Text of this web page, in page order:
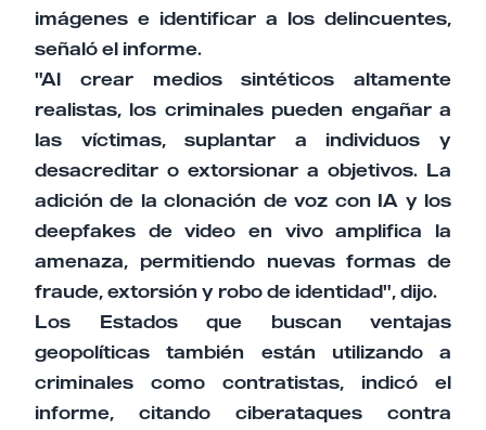
imágenes e identificar a los delincuentes,
señaló el informe.
"Al crear medios sintéticos altamente
realistas, los criminales pueden engañar a
las víctimas, suplantar a individuos y
desacreditar o extorsionar a objetivos. La
adición de la clonación de voz con IA y los
deepfakes de video en vivo amplifica la
amenaza, permitiendo nuevas formas de
fraude, extorsión y robo de identidad", dijo.
Los Estados que buscan ventajas
geopolíticas también están utilizando a
criminales como contratistas, indicó el
informe, citando ciberataques contra